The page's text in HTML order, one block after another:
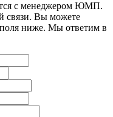
с менеджером ЮМП.
связи. Вы можете
ниже. Mы ответим в